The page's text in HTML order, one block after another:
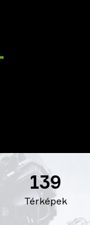
Térképek
139